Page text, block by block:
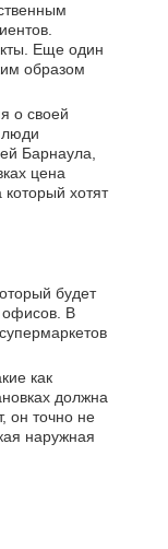
Еще один
образом
о своей
люди
Барнаула,
цена
хотят
будет
офисов. В
как
должна
он точно не
наружная